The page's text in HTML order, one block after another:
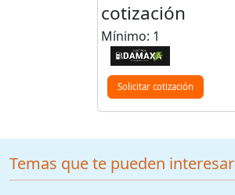
cotización
Mínimo: 1
Solicitar cotización
Temas que te pueden interesar